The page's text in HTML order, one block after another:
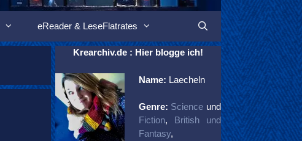
eReader & LeseFlatrates Suchen
Krearchiv.de : Hier blogge ich!
Name: Laecheln
Genre: Science und
Fiction, British und
Fantasy,